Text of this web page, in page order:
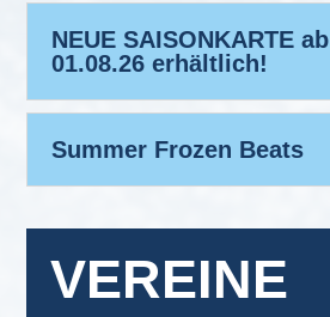
NEUE SAISONKARTE ab
01.08.26 erhältlich!
Summer Frozen Beats
VEREINE